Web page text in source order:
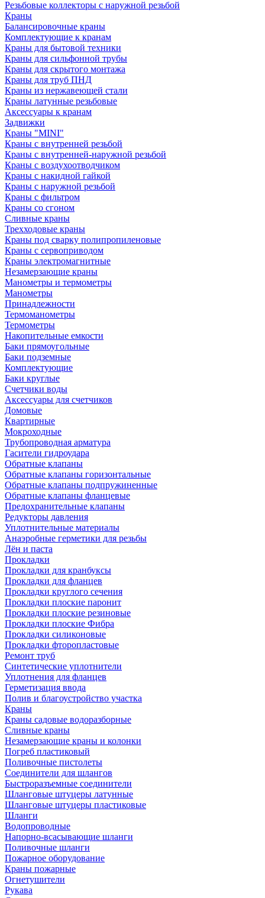
Резьбовые коллекторы с наружной резьбой
Краны
Балансировочные краны
Комплектующие к кранам
Краны для бытовой техники
Краны для сильфонной трубы
Краны для скрытого монтажа
Краны для труб ПНД
Краны из нержавеющей стали
Краны латунные резьбовые
Аксессуары к кранам
Задвижки
Краны "MINI"
Краны с внутренней резьбой
Краны с внутренней-наружной резьбой
Краны с воздухоотводчиком
Краны с накидной гайкой
Краны с наружной резьбой
Краны с фильтром
Краны со сгоном
Сливные краны
Трехходовые краны
Краны под сварку полипропиленовые
Краны с сервоприводом
Краны электромагнитные
Незамерзающие краны
Манометры и термометры
Манометры
Принадлежности
Термоманометры
Термометры
Накопительные емкости
Баки прямоугольные
Баки подземные
Комплектующие
Баки круглые
Счетчики воды
Аксессуары для счетчиков
Домовые
Квартирные
Мокроходные
Трубопроводная арматура
Гасители гидроудара
Обратные клапаны
Обратные клапаны горизонтальные
Обратные клапаны подпружиненные
Обратные клапаны фланцевые
Предохранительные клапаны
Редукторы давления
Уплотнительные материалы
Анаэробные герметики для резьбы
Лён и паста
Прокладки
Прокладки для кранбуксы
Прокладки для фланцев
Прокладки круглого сечения
Прокладки плоские паронит
Прокладки плоские резиновые
Прокладки плоские Фибра
Прокладки силиконовые
Прокладки фторопластовые
Ремонт труб
Синтетические уплотнители
Уплотнения для фланцев
Герметизация ввода
Полив и благоустройство участка
Краны
Краны садовые водоразборные
Сливные краны
Незамерзающие краны и колонки
Погреб пластиковый
Поливочные пистолеты
Соединители для шлангов
Быстроразъемные соединители
Шланговые штуцеры латунные
Шланговые штуцеры пластиковые
Шланги
Водопроводные
Напорно-всасывающие шланги
Поливочные шланги
Пожарное оборудование
Краны пожарные
Огнетушители
Рукава